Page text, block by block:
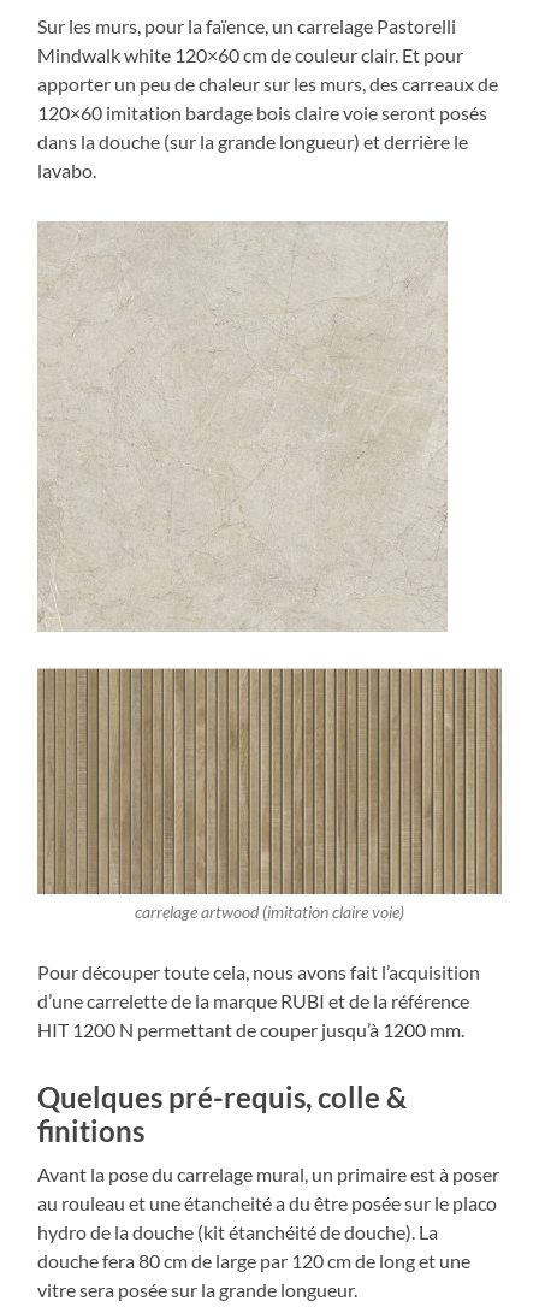
Sur les murs, pour la faïence, un carrelage Pastorelli
Mindwalk white 120×60 cm de couleur clair. Et pour
apporter un peu de chaleur sur les murs, des carreaux de
120×60 imitation bardage bois claire voie seront posés
dans la douche (sur la grande longueur) et derrière le
lavabo.
carrelage artwood (imitation claire voie)
Pour découper toute cela, nous avons fait l’acquisition
d’une carrelette de la marque RUBI et de la référence
HIT 1200 N permettant de couper jusqu’à 1200 mm.
Quelques pré-requis, colle &
finitions
Avant la pose du carrelage mural, un primaire est à poser
au rouleau et une étancheité a du être posée sur le placo
hydro de la douche (kit étanchéité de douche). La
douche fera 80 cm de large par 120 cm de long et une
vitre sera posée sur la grande longueur.